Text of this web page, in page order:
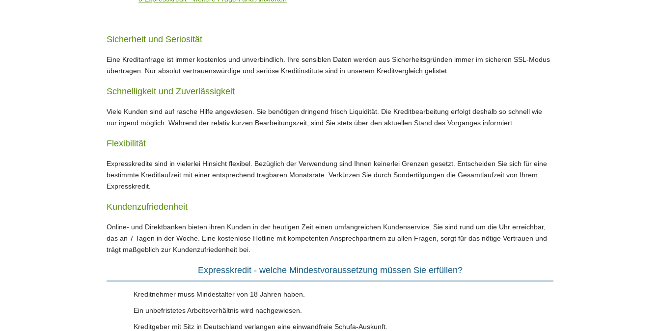
Sicherheit und Seriosität
Eine Kreditanfrage ist immer kostenlos und unverbindlich. Ihre sensiblen Daten werden aus Sicherheitsgründen immer im sicheren SSL-Modus
übertragen. Nur absolut vertrauenswürdige und seriöse Kreditinstitute sind in unserem Kreditvergleich gelistet.
Schnelligkeit und Zuverlässigkeit
Viele Kunden sind auf rasche Hilfe angewiesen. Sie benötigen dringend frisch Liquidität. Die Kreditbearbeitung erfolgt deshalb so schnell wie
nur irgend möglich. Während der relativ kurzen Bearbeitungszeit, sind Sie stets über den aktuellen Stand des Vorganges informiert.
Flexibilität
Expresskredite sind in vielerlei Hinsicht flexibel. Bezüglich der Verwendung sind Ihnen keinerlei Grenzen gesetzt. Entscheiden Sie sich für eine
bestimmte Kreditlaufzeit mit einer entsprechend tragbaren Monatsrate. Verkürzen Sie durch Sondertilgungen die Gesamtlaufzeit von Ihrem
Expresskredit.
Kundenzufriedenheit
Online- und Direktbanken bieten ihren Kunden in der heutigen Zeit einen umfangreichen Kundenservice. Sie sind rund um die Uhr erreichbar,
das an 7 Tagen in der Woche. Eine kostenlose Hotline mit kompetenten Ansprechpartnern zu allen Fragen, sorgt für das nötige Vertrauen und
trägt maßgeblich zur Kundenzufriedenheit bei.
Expresskredit - welche Mindestvoraussetzung müssen Sie erfüllen?
Kreditnehmer muss Mindestalter von 18 Jahren haben.
Ein unbefristetes Arbeitsverhältnis wird nachgewiesen.
Kreditgeber mit Sitz in Deutschland verlangen eine einwandfreie Schufa-Auskunft.